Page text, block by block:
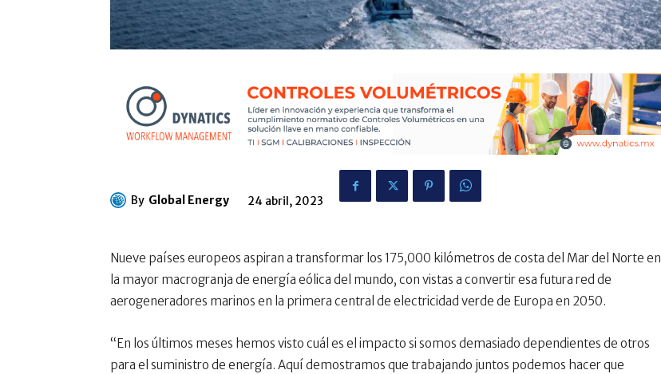
By Global Energy 24 abril, 2023
Nueve países europeos aspiran a transformar los 175,000 kilómetros de costa del Mar del Norte en
la mayor macrogranja de energía eólica del mundo, con vistas a convertir esa futura red de
aerogeneradores marinos en la primera central de electricidad verde de Europa en 2050.
“En los últimos meses hemos visto cuál es el impacto si somos demasiado dependientes de otros
para el suministro de energía. Aquí demostramos que trabajando juntos podemos hacer que